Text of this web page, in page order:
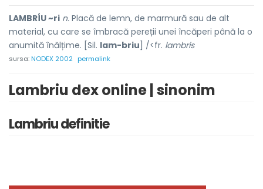
LAMBRÍU ~ri n. Placă de lemn, de marmură sau de alt
material, cu care se îmbracă pereții unei încăperi până la o
anumită înălțime. [Sil. lam-briu ] /<fr. lambris
sursa:NODEX 2002 permalink
Lambriu dex online | sinonim
Lambriu definitie